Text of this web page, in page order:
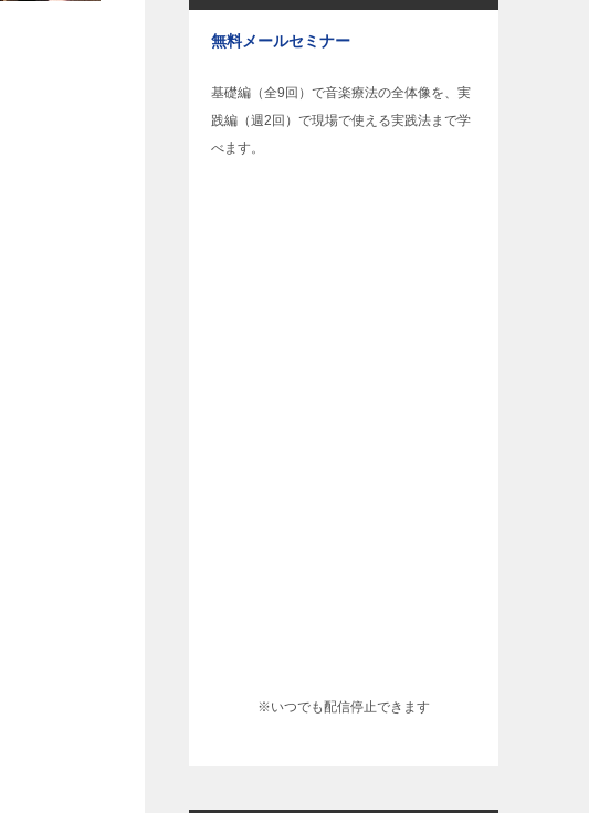
無料メールセミナー
基礎編（全9回）で音楽療法の全体像を、実
践編（週2回）で現場で使える実践法まで学
べます。
※いつでも配信停止できます